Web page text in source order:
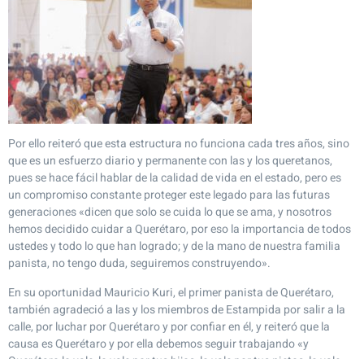
Por ello reiteró que esta estructura no funciona cada tres años, sino
que es un esfuerzo diario y permanente con las y los queretanos,
pues se hace fácil hablar de la calidad de vida en el estado, pero es
un compromiso constante proteger este legado para las futuras
generaciones «dicen que solo se cuida lo que se ama, y nosotros
hemos decidido cuidar a Querétaro, por eso la importancia de todos
ustedes y todo lo que han logrado; y de la mano de nuestra familia
panista, no tengo duda, seguiremos construyendo».
En su oportunidad Mauricio Kuri, el primer panista de Querétaro,
también agradeció a las y los miembros de Estampida por salir a la
calle, por luchar por Querétaro y por confiar en él, y reiteró que la
causa es Querétaro y por ella debemos seguir trabajando «y